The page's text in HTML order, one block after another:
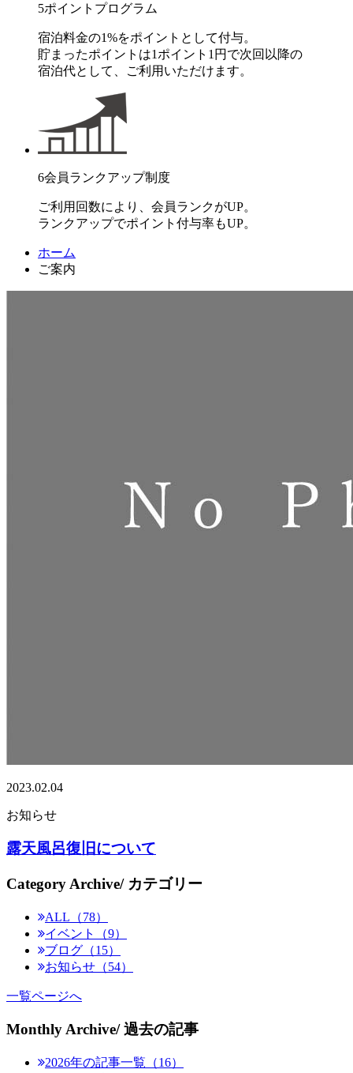
5ポイントプログラム
宿泊料金の1%をポイントとして付与。
貯まったポイントは1ポイント1円で次回以降の
宿泊代として、ご利用いただけます。
6会員ランクアップ制度
ご利用回数により、会員ランクがUP。
ランクアップでポイント付与率もUP。
ホーム
ご案内
2023.02.04
お知らせ
露天風呂復旧について
Category Archive/ カテゴリー
ALL（78）
イベント（9）
ブログ（15）
お知らせ（54）
一覧ページへ
Monthly Archive/ 過去の記事
2026年の記事一覧（16）